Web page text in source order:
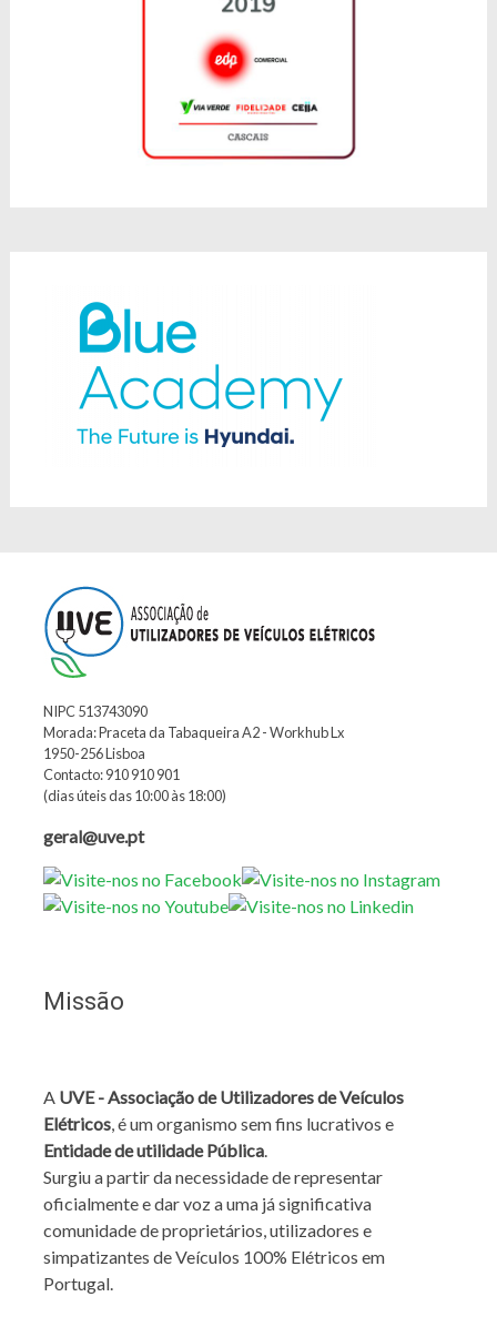
NIPC 513743090
Morada: Praceta da Tabaqueira A2 - Workhub Lx
1950-256 Lisboa
Contacto: 910 910 901
(dias úteis das 10:00 às 18:00)
geral@uve.pt
Missão
A UVE - Associação de Utilizadores de Veículos
Elétricos, é um organismo sem fins lucrativos e
Entidade de utilidade Pública.
Surgiu a partir da necessidade de representar
oficialmente e dar voz a uma já significativa
comunidade de proprietários, utilizadores e
simpatizantes de Veículos 100% Elétricos em
Portugal.